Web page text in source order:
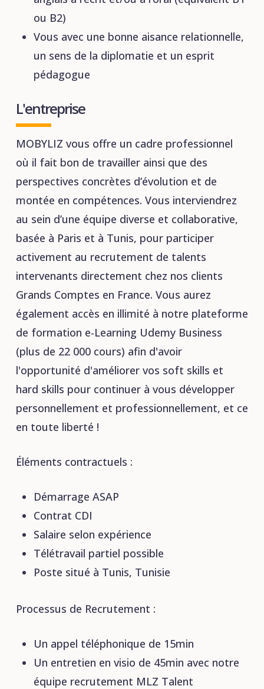
ou B2)
Vous avec une bonne aisance relationnelle,
un sens de la diplomatie et un esprit
pédagogue
L'entreprise
MOBYLIZ vous offre un cadre professionnel
où il fait bon de travailler ainsi que des
perspectives concrètes d’évolution et de
montée en compétences. Vous interviendrez
au sein d’une équipe diverse et collaborative,
basée à Paris et à Tunis, pour participer
activement au recrutement de talents
intervenants directement chez nos clients
Grands Comptes en France. Vous aurez
également accès en illimité à notre plateforme
de formation e-Learning Udemy Business
(plus de 22 000 cours) afin d'avoir
l'opportunité d'améliorer vos soft skills et
hard skills pour continuer à vous développer
personnellement et professionnellement, et ce
en toute liberté !
Éléments contractuels :
Démarrage ASAP
Contrat CDI
Salaire selon expérience
Télétravail partiel possible
Poste situé à Tunis, Tunisie
Processus de Recrutement :
Un appel téléphonique de 15min
Un entretien en visio de 45min avec notre
équipe recrutement MLZ Talent